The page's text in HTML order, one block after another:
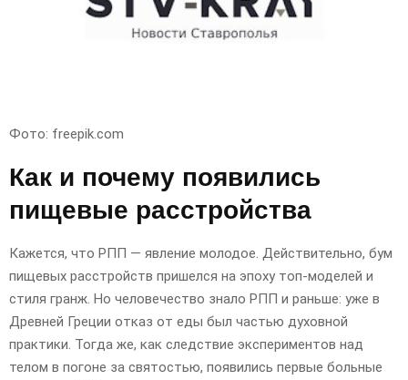
Фото: freepik.com
Как и почему появились
пищевые расстройства
Кажется, что РПП — явление молодое. Действительно, бум
пищевых расстройств пришелся на эпоху топ-моделей и
стиля гранж. Но человечество знало РПП и раньше: уже в
Древней Греции отказ от еды был частью духовной
практики. Тогда же, как следствие экспериментов над
телом в погоне за святостью, появились первые больные